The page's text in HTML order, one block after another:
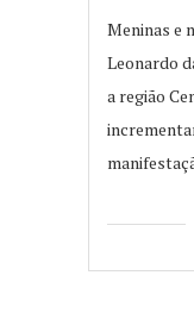
Meninas e
Leonardo
a região